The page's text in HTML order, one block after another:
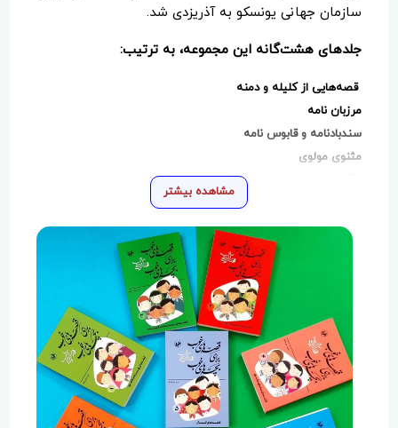
سازمان جهانی یونسکو به آذریزدی شد.
جلد‌های هشت‌گانه این مجموعه، به ترتیب:
قصه‌هایی از کلیله و دمنه
مرزبان نامه
سندبادنامه و قابوس نامه
مثنوی مولوی
گلستان و ملستان
چهارده معصوم (ع) نام دارد.
بدون تردید، هیچ کتابی در این حوزه،جایگزین این کتاب
خوب را در کتابخانه پر مهر شما نخواهد شد قصه های
خوب برای بچه های خوب بدون شک جزو بهترین کتب
کودک وجوان است که ناب‌ترین قصه‌های ملی و دینی ما را
گردآوری کرده است.
مجموعه‌ای هشت‌جلدی که رهبرانقلاب درباره‌ آن و نویسنده
مشاهده بیشتر